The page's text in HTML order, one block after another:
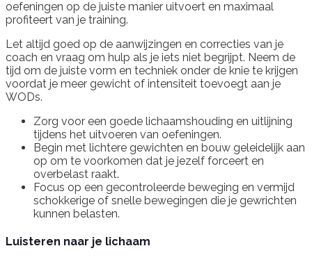
oefeningen op de juiste manier uitvoert en maximaal
profiteert van je training.
Let altijd goed op de aanwijzingen en correcties van je
coach en vraag om hulp als je iets niet begrijpt. Neem de
tijd om de juiste vorm en techniek onder de knie te krijgen
voordat je meer gewicht of intensiteit toevoegt aan je
WODs.
Zorg voor een goede lichaamshouding en uitlijning
tijdens het uitvoeren van oefeningen.
Begin met lichtere gewichten en bouw geleidelijk aan
op om te voorkomen dat je jezelf forceert en
overbelast raakt.
Focus op een gecontroleerde beweging en vermijd
schokkerige of snelle bewegingen die je gewrichten
kunnen belasten.
Luisteren naar je lichaam